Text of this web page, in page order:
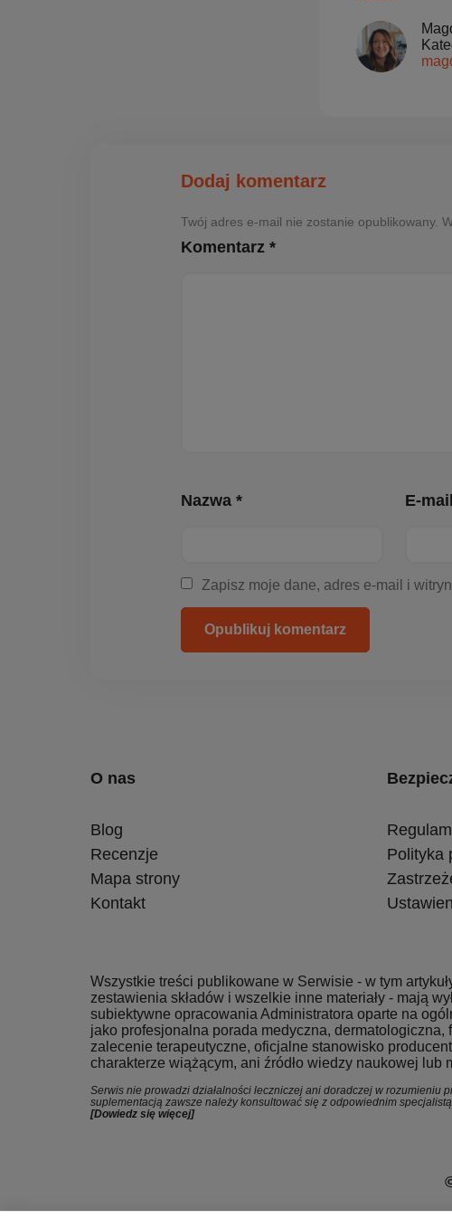
Dodaj komentarz
Twój adres e-mail nie zostanie opublikowany.
Komentarz *
Nazwa * E-
Zapisz moje dane, adres e-mail i
Opublikuj komentarz
O nas
Blog
Recenzje
Mapa strony
Kontakt
Polityka
Wszystkie treści publikowane w Serwisie - w tym
zestawienia składów i wszelkie inne materiały - mają
subiektywne opracowania Administratora oparte na
jako profesjonalna porada medyczna,
zalecenie terapeutyczne, oficjalne stanowisko
charakterze wiążącym, ani źródło wiedzy naukowej
Serwis nie prowadzi działalności leczniczej ani doradczej w rozumieniu
suplementacją zawsze należy konsultować się z odpowiednim
[Dowiedz się więcej]